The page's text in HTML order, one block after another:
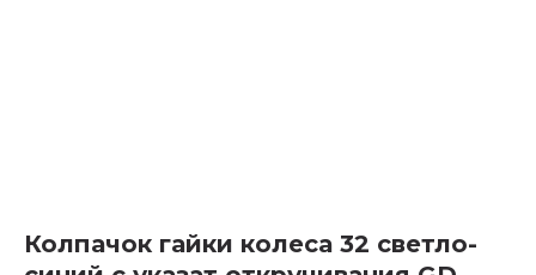
Колпачок гайки колеса 32 светло-